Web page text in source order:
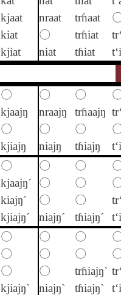
kjaat nraat trɦaat
kiat 〇 trɦiat
kjiat niat tɦiat
〇 〇 〇
kjaajŋ nraajŋ trɦaajŋ
〇 〇 〇
kjiajŋ niajŋ tɦiajŋ
〇 〇 〇
kjaajŋ´ 〇 〇
kiajŋ´ 〇 〇
kjiajŋ´ niajŋ´ tɦiajŋ´
〇 〇 〇
〇 〇 〇
〇 〇 trɦiajŋ`
kjiajŋ` niajŋ` tɦiajŋ`